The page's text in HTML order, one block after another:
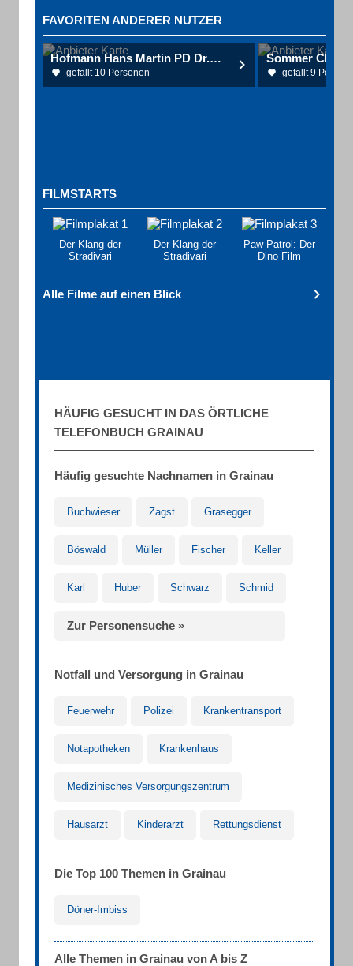
FAVORITEN ANDERER NUTZER
Hofmann Hans Martin PD Dr. Dr. u. Vopelius-Feldt Alexander von Dr.
gefällt 10 Personen gefällt 9
FILMSTARTS
Der Klang der
Stradivari
Der Klang der
Stradivari
Paw Patrol: Der
Dino Film
Alle Filme auf einen Blick
HÄUFIG GESUCHT IN DAS ÖRTLICHE
TELEFONBUCH GRAINAU
Häufig gesuchte Nachnamen in Grainau
Buchwieser Zagst Grasegger
Böswald Müller Fischer Keller
Karl Huber Schwarz Schmid
Zur Personensuche »
Notfall und Versorgung in Grainau
Feuerwehr Polizei Krankentransport
Notapotheken Krankenhaus
Medizinisches Versorgungszentrum
Hausarzt Kinderarzt Rettungsdienst
Die Top 100 Themen in Grainau
Döner-Imbiss
Alle Themen in Grainau von A bis Z